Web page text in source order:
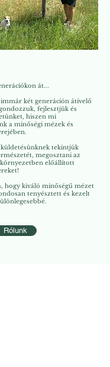
Ár
3500 Ft
Ár
1450 Ft
Ár
2500 Ft
Ár
2700 Ft
Ár
90 Ft
Ár
1450 Ft
át...
két generáción átívelő
fejlesztjük és
hiszen mi
a minőségi mézek és
küldetésünknek tekintjük
megosztani az
előállított
hogy kiváló minőségű mézet
tenyésztett és kezelt
Rólunk